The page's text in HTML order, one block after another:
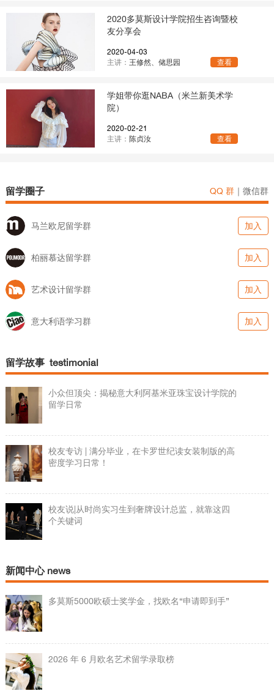
2020多莫斯设计学院招生咨询暨校
友分享会
2020-04-03
主讲： 王修然、储思园 查看
学姐带你逛NABA（米兰新美术学
院）
2020-02-21
主讲： 陈贞汝 查看
留学圈子 QQ 群 ｜ 微信群
马兰欧尼留学群 加入
柏丽慕达留学群 加入
艺术设计留学群 加入
意大利语学习群 加入
留学故事 testimonial
小众但顶尖：揭秘意大利阿基米亚珠宝设计学院的
留学日常
校友专访 | 满分毕业，在卡罗世纪读女装制版的高
密度学习日常！
校友说|从时尚实习生到奢牌设计总监，就靠这四
个关键词
新闻中心 news
多莫斯5000欧硕士奖学金，找欧名“申请即到手”
2026 年 6 月欧名艺术留学录取榜